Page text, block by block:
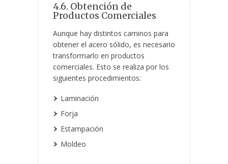
4.6. Obtención de
Productos Comerciales
Aunque hay distintos caminos para
obtener el acero sólido, es necesario
transformarlo en productos
comerciales. Esto se realiza por los
siguientes procedimientos:
Laminación
Forja
Estampación
Moldeo